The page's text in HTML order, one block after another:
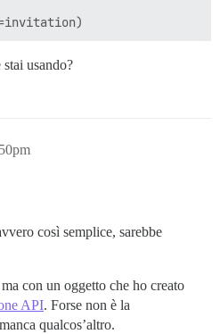
usando?
così semplice, sarebbe
con un oggetto che ho creato
API. Forse non è la
qualcos’altro.